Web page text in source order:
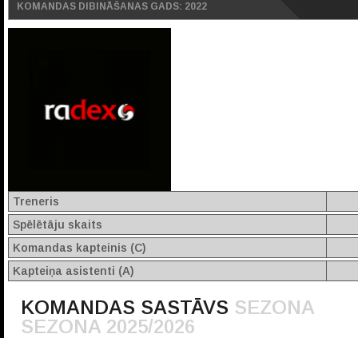
KOMANDAS DIBINĀŠANAS GADS: 2022
Treneris
Spēlētāju skaits
Komandas kapteinis (C)
Kapteiņa asistenti (A)
KOMANDAS SASTĀVS SEZONA
SEZONA 2025/2026